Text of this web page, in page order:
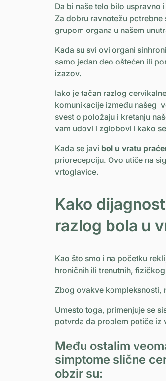
Da bi naše telo bilo
Za dobru ravnotežu
grupom organa u našem
Kada su svi ovi organi
samo jedan deo oštećen ili
izazov.
Iako je tačan razlog
komunikacije između našeg
svest o položaju i kretanju
vam udovi i zglobovi i kako
Kada se javi bol u vratu
priorecepciju. Ovo utiče na
vrtoglavice.
Kako
razlog bola u
Kao što smo i na početku
hroničnih ili trenutnih,
Zbog ovakve kompleksnosti,
Umesto toga, primenjuje se
potvrda da problem potiče iz
Među ostalim
simptome slične
obzir su: